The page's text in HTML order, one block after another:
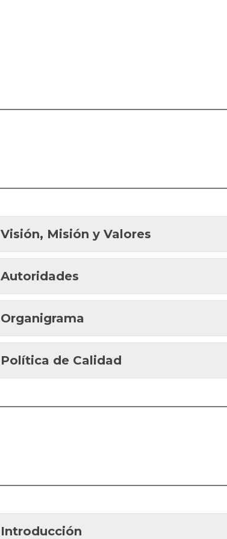
Visión, Misión y Valores
Autoridades
Organigrama
Política de Calidad
Introducción